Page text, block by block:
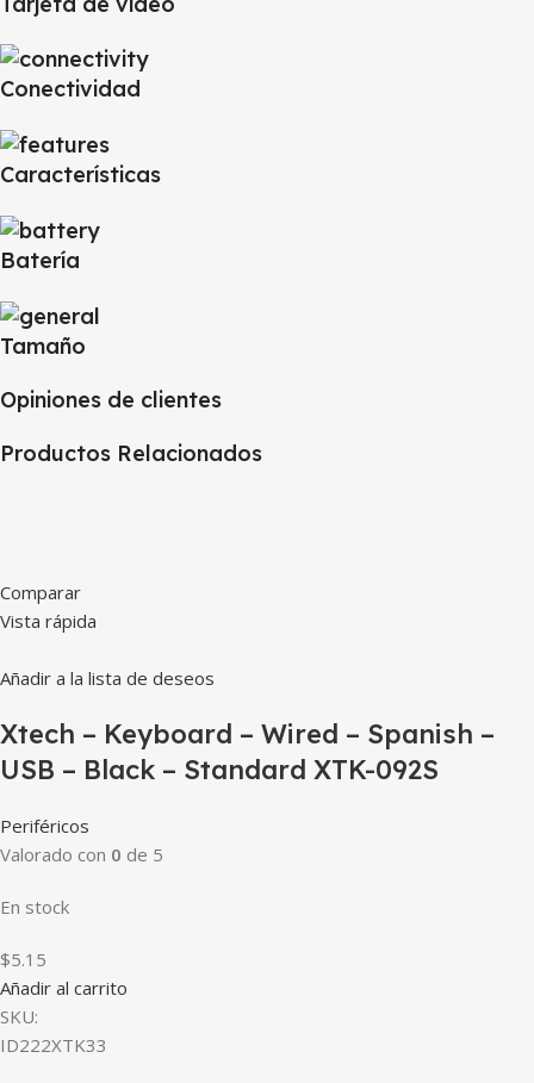
Conectividad
Características
Batería
Tamaño
Opiniones de clientes
Productos Relacionados
Comparar
Vista rápida
Añadir a la lista de deseos
Xtech – Keyboard – Wired – Spanish –
USB – Black – Standard XTK-092S
Periféricos
Valorado con 0 de 5
En stock
$5.15
Añadir al carrito
SKU:
ID222XTK33